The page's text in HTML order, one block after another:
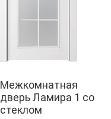
Межкомнатная
дверь Ламира 1 со
стеклом